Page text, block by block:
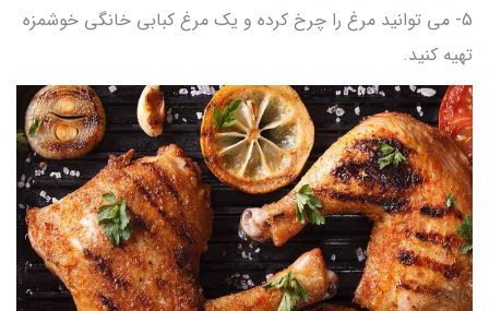
5- می توانید مرغ را چرخ کرده و یک مرغ کبابی خانگی خوشمزه
تهیه کنید.